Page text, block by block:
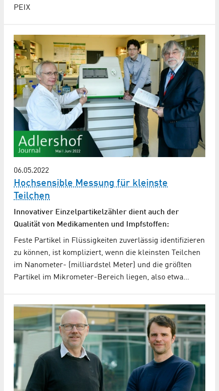
PEIX
06.05.2022
Hochsensible Messung für kleinste
Teilchen
Innovativer Einzelpartikelzähler dient auch der
Qualität von Medikamenten und Impfstoffen:
Feste Partikel in Flüssigkeiten zuverlässig identifizieren
zu können, ist kompliziert, wenn die kleinsten Teilchen
im Nanometer- (milliardstel Meter) und die größten
Partikel im Mikrometer-Bereich liegen, also etwa…